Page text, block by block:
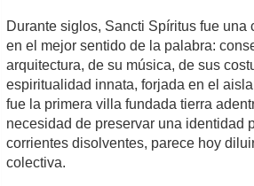
Durante siglos, Sancti Spíritus fue una
en el mejor sentido de la palabra:
arquitectura, de su música, de sus
espiritualidad innata, forjada en el
fue la primera villa fundada tierra
necesidad de preservar una identidad
corrientes disolventes, parece hoy
colectiva.